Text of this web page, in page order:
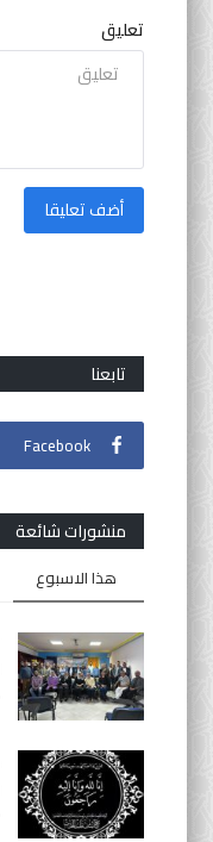
تعليق
أضف تعليقا
تابعنا
Facebook
منشورات شائعة
هذا الاسبوع